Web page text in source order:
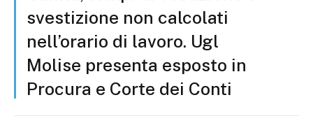
svestizione non calcolati
nell’orario di lavoro. Ugl
Molise presenta esposto in
Procura e Corte dei Conti